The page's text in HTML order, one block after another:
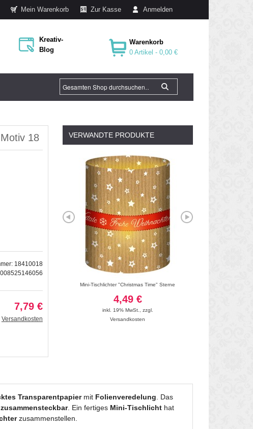
Mein Warenkorb Zur Kasse Anmelden
Kreativ-
Blog
Warenkorb
0 Artikel -0,00 €
18
18410018
7,79 €
Versandkosten
VERWANDTE PRODUKTE
zzgl.
Mini-Tischlichter "Christmas Time" Sterne
4,49 €
inkl. 19% MwSt.
zzgl.
Versandkosten
Transparentpapiermit Folienveredelung . Das
. Ein fertiges Mini-Tischlicht hat
zusammenstellen.